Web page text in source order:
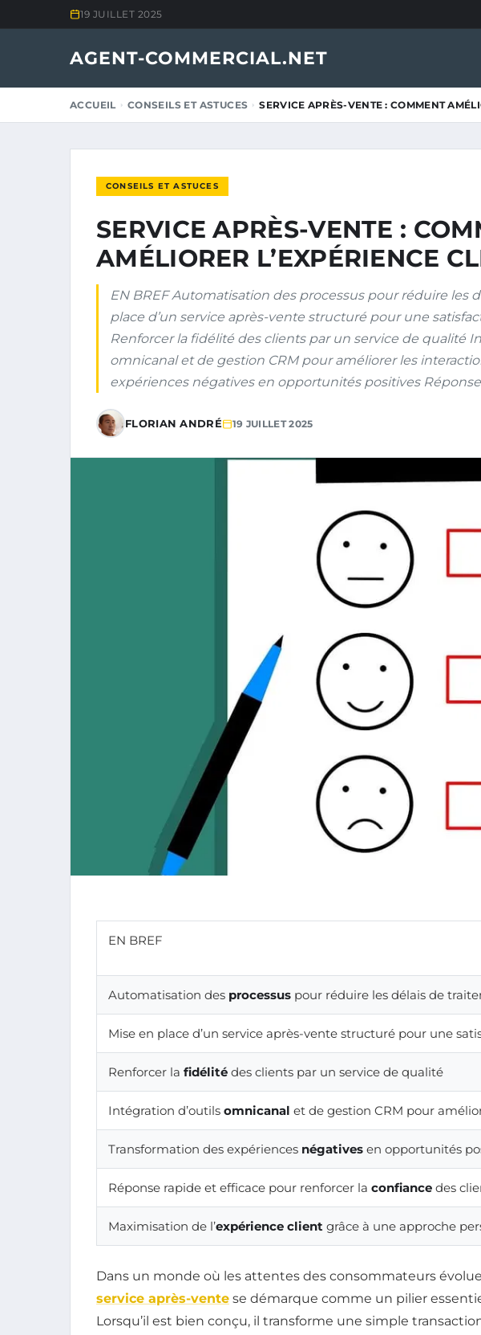
19 JUILLET 2025
AGENT-COMMERCIAL.NET
ACCUEIL CONSEILS ET ASTUCES SERVICE APRÈS-VENTE : COMMENT
CONSEILS ET ASTUCES
SERVICE APRÈS-VENTE :
AMÉLIORER L’EXPÉRIENCE
EN BREF Automatisation des processus pour réduire les
place d’un service après-vente structuré pour une
Renforcer la fidélité des clients par un service de qualité
omnicanal et de gestion CRM pour améliorer les
expériences négatives en opportunités positives
FLORIAN ANDRÉ 19 JUILLET 2025
EN BREF
Automatisation des processus pour réduire les délais de
Mise en place d’un service après-vente structuré pour une
Renforcer la fidélité des clients par un service de qualité
Intégration d’outils omnicanal et de gestion CRM pour
Transformation des expériences négatives en opportunités
Réponse rapide et efficace pour renforcer la confiance des
Maximisation de l’expérience client grâce à une approche
Dans un monde où les attentes des consommateurs
service après-vente se démarque comme un pilier
Lorsqu’il est bien conçu, il transforme une simple